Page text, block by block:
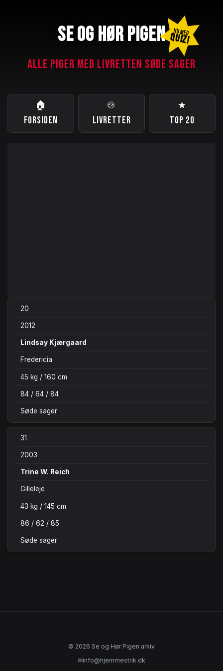
SE OG HØR PIGEN NU MED
QUIZ!
ALLE PIGER MED LIVRETTEN SØDE SAGER
🏠
FORSIDEN
🍲
LIVRETTER
★
TOP 20
20
2012
Lindsay Kjærgaard
Fredericia
45 kg / 160 cm
84 / 64 / 84
Søde sager
31
2003
Trine W. Reich
Gilleleje
43 kg / 145 cm
86 / 62 / 85
Søde sager
© 2026 Se og Hør Pigen arkiv
✉info@hjemmestrik.dk